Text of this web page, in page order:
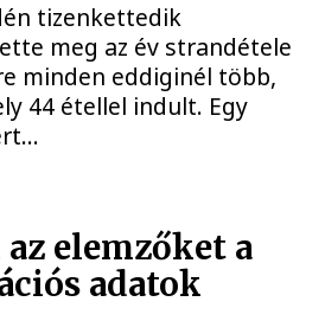
tizenkettedik
meg az év strandétele
minden eddiginél több,
44 étellel indult. Egy
elemzőket a
adatok